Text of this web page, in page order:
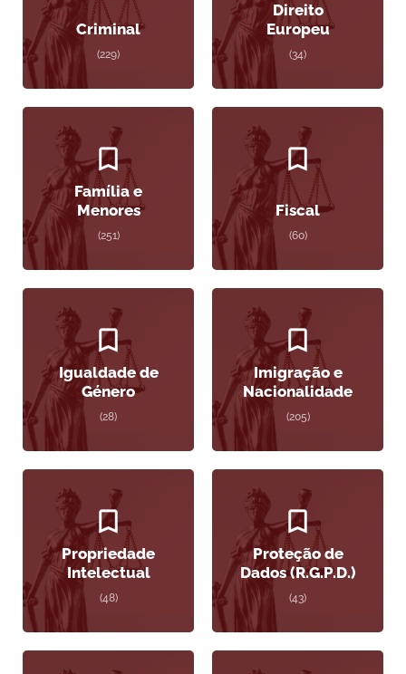
Criminal
(229)
Direito
Europeu
(34)
Família e
Menores
(251)
Fiscal
(60)
Igualdade de
Género
(28)
Imigração e
Nacionalidade
(205)
Propriedade
Intelectual
(48)
Proteção de
Dados (R.G.P.D.)
(43)